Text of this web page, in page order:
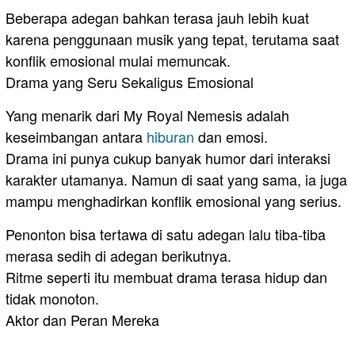
Beberapa adegan bahkan terasa jauh lebih kuat
karena penggunaan musik yang tepat, terutama saat
konflik emosional mulai memuncak.
Drama yang Seru Sekaligus Emosional
Yang menarik dari My Royal Nemesis adalah
keseimbangan antara hiburan dan emosi.
Drama ini punya cukup banyak humor dari interaksi
karakter utamanya. Namun di saat yang sama, ia juga
mampu menghadirkan konflik emosional yang serius.
Penonton bisa tertawa di satu adegan lalu tiba-tiba
merasa sedih di adegan berikutnya.
Ritme seperti itu membuat drama terasa hidup dan
tidak monoton.
Aktor dan Peran Mereka